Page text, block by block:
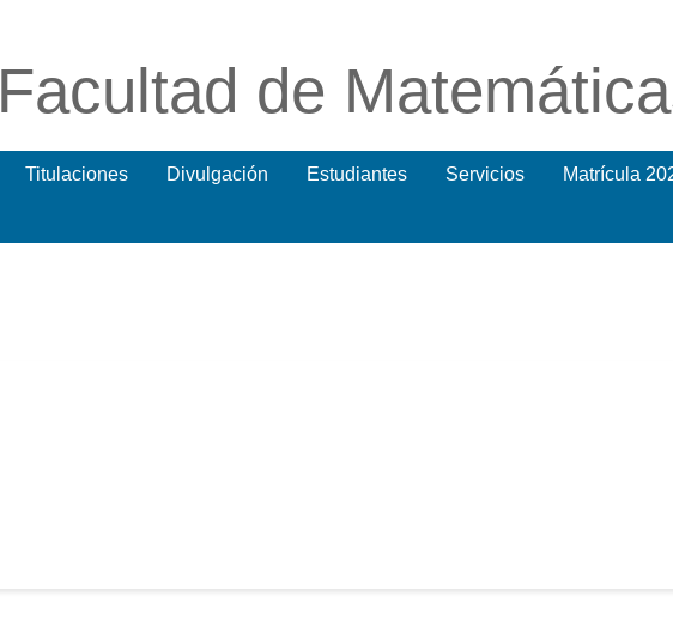
Facultad de
Titulaciones Divulgación Estudiantes Servicios Matrícula